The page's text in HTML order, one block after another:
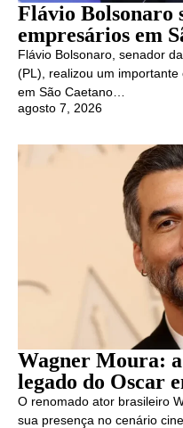
Flávio Bolsonaro
empresários em
Flávio Bolsonaro, senador
(PL), realizou um importante
em São Caetano…
agosto 7, 2026
Wagner Moura: a
legado do Oscar
O renomado ator brasileiro
sua presença no cenário